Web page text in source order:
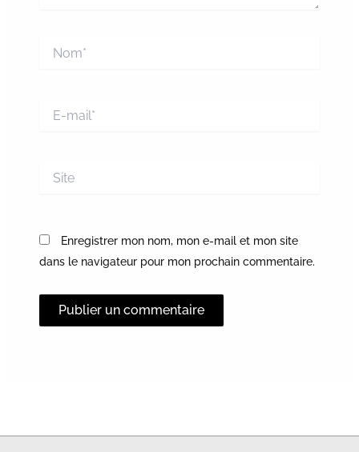
mail*
Enregistrer mon nom, mon e-mail et mon site
dans le navigateur pour mon prochain commentaire.